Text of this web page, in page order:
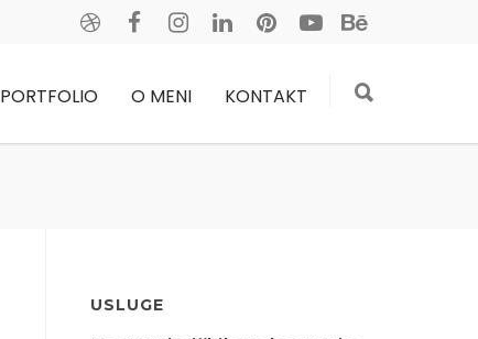
PORTFOLIO O MENI KONTAKT
USLUGE